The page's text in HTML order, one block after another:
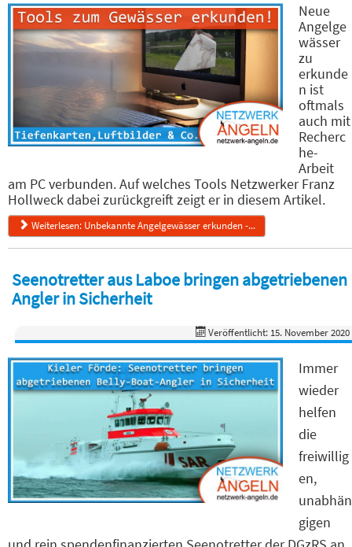
Neue
Angelge
wässer
zu
erkunde
n ist
oftmals
auch mit
Recherc
he-
Arbeit
am PC verbunden. Auf welches Tools Netzwerker Franz
Hollweck dabei zurückgreift zeigt er in diesem Artikel.
Weiterlesen: Unbekannte Angelgewässer erkunden -...
Seenotretter aus Laboe bringen abgetriebenen
Angler in Sicherheit
Veröffentlicht: 15. November 2020
Immer
wieder
helfen
die
freiwillig
en,
unabhän
gigen